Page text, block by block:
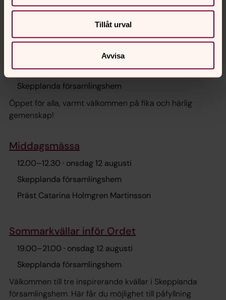
Tillåt urval
Avvisa
Ikväll: Peter Halldorf, författare och tidigare pastor i
onsdag 12 augusti 2026
11.00–12.00· onsdag 12 augusti
Skepplanda församlingshem
Öppet för alla, varmt välkommen på fika och härlig
gemenskap!
Middagsmässa
12.00–12.30 · onsdag 12 augusti
Skepplanda församlingshem
Präst Catarina Holmgren Martinsson
Sommarkvällar inför Ordet
19.00–21.00 · onsdag 12 augusti
Skepplanda församlingshem
Välkommen till tre inspirerande kvällar i Skepplanda
församlingshem. Här får du möjlighet till påfyllning